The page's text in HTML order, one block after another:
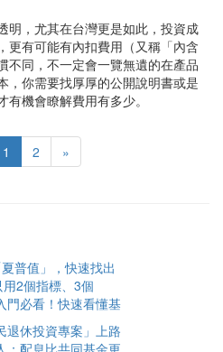
明，尤其在台灣更是如此，投資成
更有可能有內扣費用（又稱「內含
不同，不一定會一覽無遺的在產品
，你需要找厚厚的公開說明書或是
機會瞭解費用有多少。
1 2 »
普值」，快速找出
2個指標、3個
門必看！快速看懂基
退休投資專案」上路